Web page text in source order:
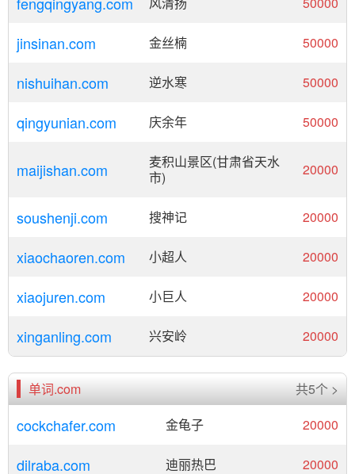
jinsinan.com 金丝楠 50000
nishuihan.com 逆水寒 50000
qingyunian.com 庆余年 50000
maijishan.com
麦积山景区(甘肃省天水
市)
20000
soushenji.com 搜神记 20000
xiaochaoren.com 小超人 20000
xiaojuren.com 小巨人 20000
xinganling.com 兴安岭 20000
单词.com 共5个 >
cockchafer.com 金龟子 20000
dilraba.com 迪丽热巴 20000